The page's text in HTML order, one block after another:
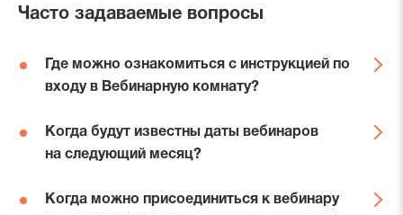
Часто задаваемые вопросы
Где можно ознакомиться с инструкцией по
входу в Вебинарную комнату?
расположены в разделе
Инструкции
Когда будут известны даты вебинаров
на следующий месяц?
на платформе в последнюю неделю каждого
Когда можно присоединиться к вебинару